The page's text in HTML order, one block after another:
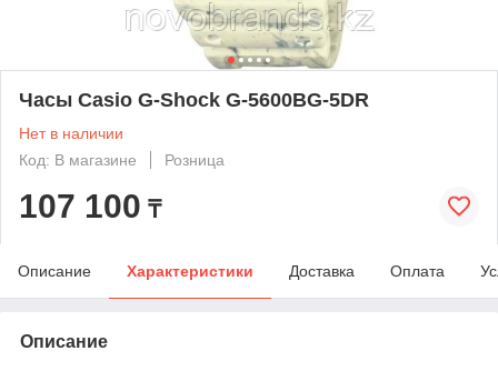
Часы Casio G-Shock G-5600BG-5DR
Нет в наличии
Код: В магазине
Розница
107 100 ₸
Описание Характеристики Доставка Оплата
Описание